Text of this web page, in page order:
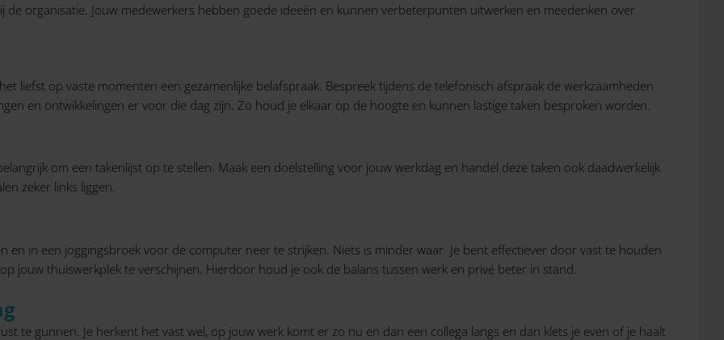
de organisatie. Jouw medewerkers hebben goede ideeën en kunnen verbeterpunten uitwerken en meedenken over
liefst op vaste momenten een gezamenlijke belafspraak. Bespreek tijdens de telefonisch afspraak de werkzaamheden
en ontwikkelingen er voor die dag zijn. Zo houd je elkaar op de hoogte en kunnen lastige taken besproken worden.
om een takenlijst op te stellen. Maak een doelstelling voor jouw werkdag en handel deze taken ook daadwerkelijk
zeker links liggen.
en in een joggingsbroek voor de computer neer te strijken. Niets is minder waar. Je bent effectiever door vast te houden
jouw thuiswerkplek te verschijnen. Hierdoor houd je ook de balans tussen werk en privé beter in stand.
te gunnen. Je herkent het vast wel, op jouw werk komt er zo nu en dan een collega langs en dan klets je even of je haalt